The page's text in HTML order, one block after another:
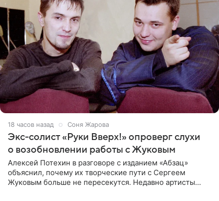
18 часов назад Соня Жарова
Экс-солист «Руки Вверх!» опроверг слухи
о возобновлении работы с Жуковым
Алексей Потехин в разговоре с изданием «Абзац»
объяснил, почему их творческие пути с Сергеем
Жуковым больше не пересекутся. Недавно артисты